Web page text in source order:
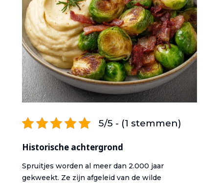
5/5 - (1 stemmen)
Historische achtergrond
Spruitjes worden al meer dan 2.000 jaar
gekweekt. Ze zijn afgeleid van de wilde